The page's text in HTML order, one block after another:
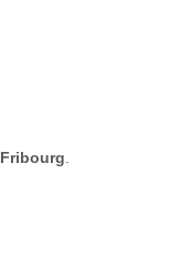
Fribourg